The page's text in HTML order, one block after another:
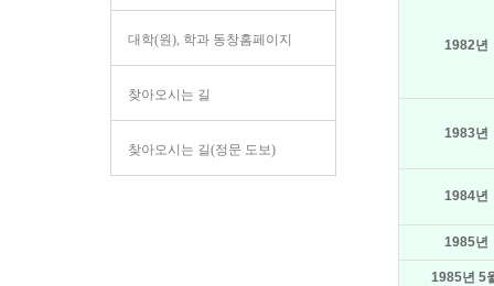
대학(원), 학과 동창홈페이지
찾아오시는 길
찾아오시는 길(정문 도보)
1982년
1983년
1984년
1985년
1985년 5